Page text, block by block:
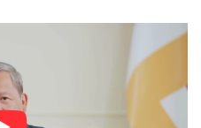
ប្រធានក្រុមទី២នៃក្រុមប្រឹក្សាអ្នក
ច្បាប់ និងឯកឧត្ដម នៅ ប៉ោនន័រ
អនុប្រធាននិងជាប្រធាន
ក្រុមទី១នៃក្រុមប្រឹក្សាសេដ្ឋកិច្ច
សង្គមកិច្ច និងវប្បធម៌ ដើម្បីពិនិត្យ